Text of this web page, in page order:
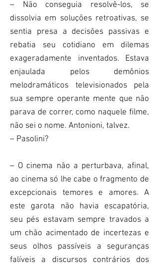
– Não conseguia resolvê-los, se
dissolvia em soluções retroativas, se
sentia presa a decisões passivas e
rebatia seu cotidiano em dilemas
exageradamente inventados. Estava
enjaulada pelos demônios
melodramáticos televisionados pela
sua sempre operante mente que não
parava de correr, como naquele filme,
não sei o nome. Antonioni, talvez.
– Pasolini?
– O cinema não a perturbava, afinal,
ao cinema só lhe cabe o fragmento de
excepcionais temores e amores. A
este garota não havia escapatória,
seu pés estavam sempre travados a
um chão acimentado de incertezas e
seus olhos passíveis a seguranças
falíveis a discursos contrários dos